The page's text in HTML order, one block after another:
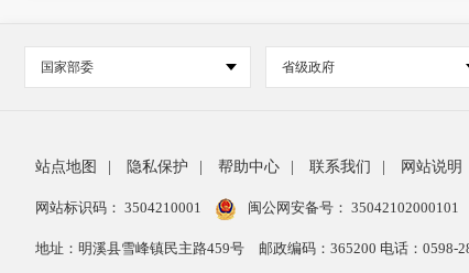
国家部委 省级政府
站点地图 隐私保护 帮助中心 联系我们 网站说明
网站标识码： 3504210001 闽公网安备号： 35042102000101
地址：明溪县雪峰镇民主路459号 邮政编码：365200 电话：0598-